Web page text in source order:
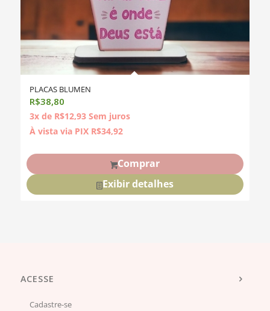
PLACAS BLUMEN
R$38,80
3x de R$12,93 Sem juros
À vista via PIX R$34,92
Comprar
Exibir detalhes
ACESSE
Cadastre-se